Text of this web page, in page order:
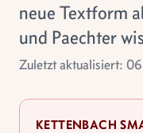
neue Textform
und Paechter
Zuletzt aktualisiert:
KETTENBACH